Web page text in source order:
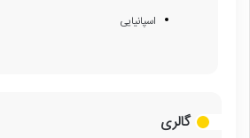
اسپانیایی
گالری